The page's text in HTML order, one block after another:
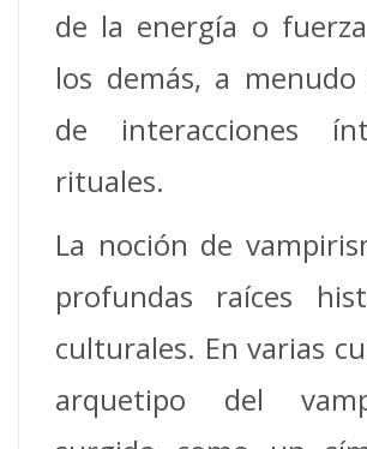
de la energía o
los demás, a
de interacciones
rituales.
La noción de
profundas raíces
culturales. En varias
arquetipo del